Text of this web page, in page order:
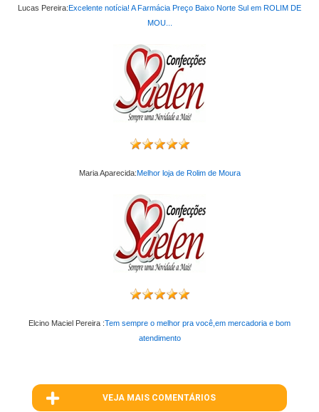
Lucas Pereira:Excelente notícia! A Farmácia Preço Baixo Norte Sul em ROLIM DE
MOU...
Maria Aparecida:Melhor loja de Rolim de Moura
Elcino Maciel Pereira :Tem sempre o melhor pra você,em mercadoria e bom
atendimento
VEJA MAIS COMENTÁRIOS